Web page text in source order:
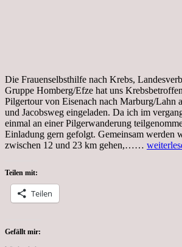
Die Frauenselbsthilfe nach Krebs,
Gruppe Homberg/Efze hat uns
Pilgertour von Eisenach nach Marburg/Lahn
und Jacobsweg eingeladen. Da ich im
einmal an einer Pilgerwanderung
Einladung gern gefolgt. Gemeinsam werden
zwischen 12 und 23 km gehen,……
Teilen mit:
Teilen
Gefällt mir: